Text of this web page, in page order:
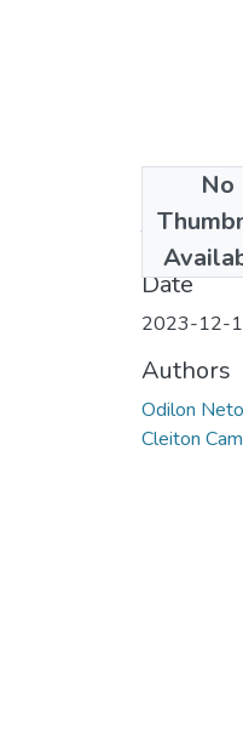
No
TCC
Date
2023-12-
Authors
Odilon
Cleiton